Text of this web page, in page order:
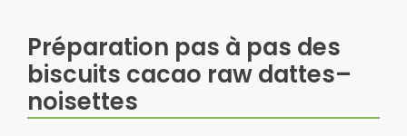
Préparation pas à pas des
biscuits cacao raw dattes–
noisettes